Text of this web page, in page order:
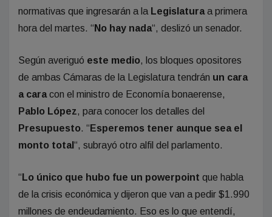
normativas que ingresarán a la Legislaturaa primera
hora del martes. “ No hay nada“, deslizó un senador.
Según averiguó este medio, los bloques opositores
de ambas Cámaras de la Legislatura tendrán un cara
a caracon el ministro de Economía bonaerense,
Pablo López, para conocer los detalles del
Presupuesto. “ Esperemos tener aunque sea el
monto total“, subrayó otro alfil del parlamento.
“ Lo único que hubo fue un powerpoint que habla
de la crisis económica y dijeron que van a pedir $1.990
millones de endeudamiento. Eso es lo que entendí,